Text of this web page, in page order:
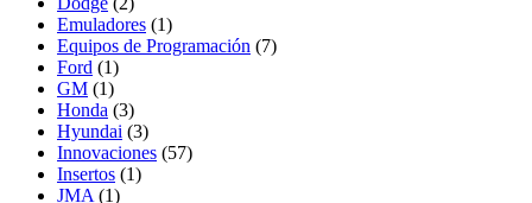
Emuladores (1)
Equipos de Programación (7)
Ford (1)
GM (1)
Honda (3)
Hyundai (3)
Innovaciones (57)
Insertos (1)
JMA (1)